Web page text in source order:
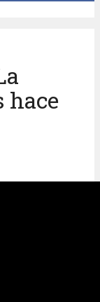
hace